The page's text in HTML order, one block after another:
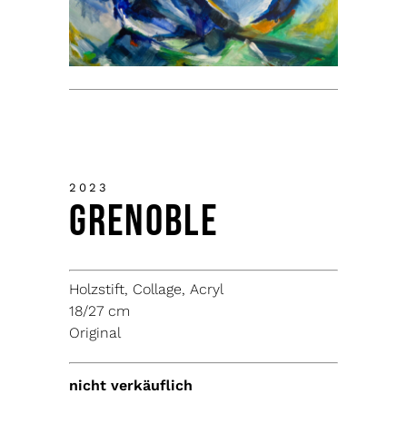
2023
Grenoble
Holzstift, Collage, Acryl
18/27 cm
Original
nicht verkäuflich